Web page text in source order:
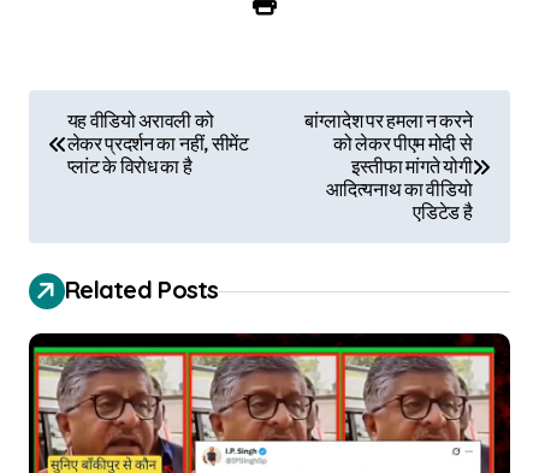
t
n
a
v
यह वीडियो अरावली को
लेकर प्रदर्शन का नहीं, सीमेंट
प्लांट के विरोध का है
बांग्लादेश पर हमला न करने
को लेकर पीएम मोदी से
इस्तीफा मांगते योगी
आदित्यनाथ का वीडियो
एडिटेड है
Related Posts